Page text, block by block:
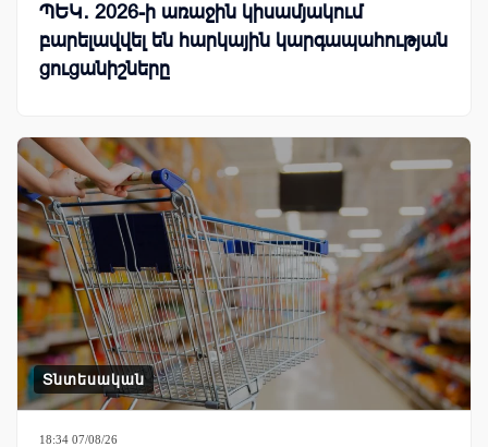
ՊԵԿ․ 2026-ի առաջին կիսամյակում
բարելավվել են հարկային կարգապահության
ցուցանիշները
Տնտեսական
18:34 07/08/26